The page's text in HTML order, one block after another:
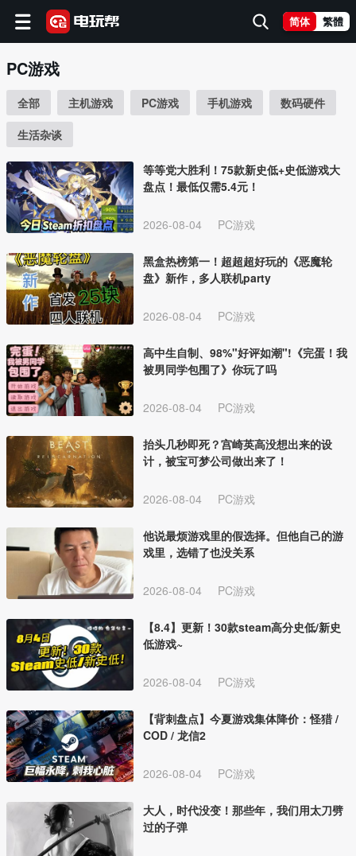
简体 繁體
PC游戏
全部 主机游戏 PC游戏 手机游戏
数码硬件
生活杂谈
等等党大胜利！75款新史低+史低游戏大
盘点！最低仅需5.4元！
2026-08-04 PC游戏
黑盒热榜第一！超超超好玩的《恶魔轮
盘》新作，多人联机party
2026-08-04 PC游戏
高中生自制、98%"好评如潮"!《完蛋！我
被男同学包围了》你玩了吗
2026-08-04 PC游戏
抬头几秒即死？宫崎英高没想出来的设
计，被宝可梦公司做出来了！
2026-08-04 PC游戏
他说最烦游戏里的假选择。但他自己的游
戏里，选错了也没关系
2026-08-04 PC游戏
【8.4】更新！30款steam高分史低/新史
低游戏~
2026-08-04 PC游戏
【背刺盘点】今夏游戏集体降价：怪猎 /
COD / 龙信2
2026-08-04 PC游戏
大人，时代没变！那些年，我们用太刀劈
过的子弹